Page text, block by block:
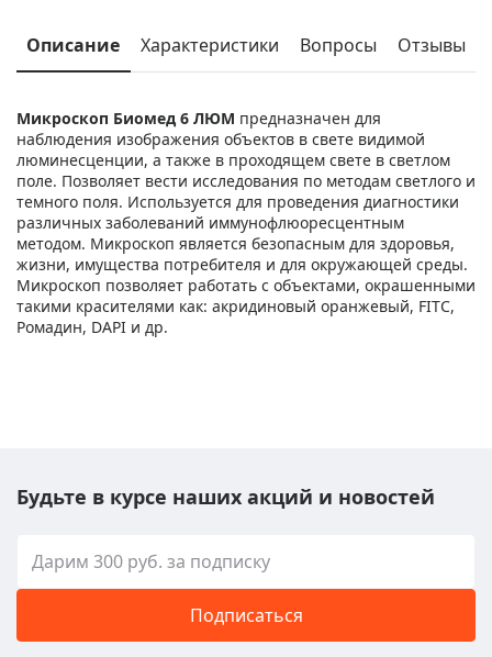
Описание Характеристики Вопросы Отзывы
Микроскоп Биомед 6 ЛЮМ предназначен для
наблюдения изображения объектов в свете видимой
люминесценции, а также в проходящем свете в светлом
поле. Позволяет вести исследования по методам светлого и
темного поля. Используется для проведения диагностики
различных заболеваний иммунофлюоресцентным
методом. Микроскоп является безопасным для здоровья,
жизни, имущества потребителя и для окружающей среды.
Микроскоп позволяет работать с объектами, окрашенными
такими красителями как: акридиновый оранжевый, FITC,
Ромадин, DAPI и др.
Будьте в курсе наших акций и новостей
Подписаться